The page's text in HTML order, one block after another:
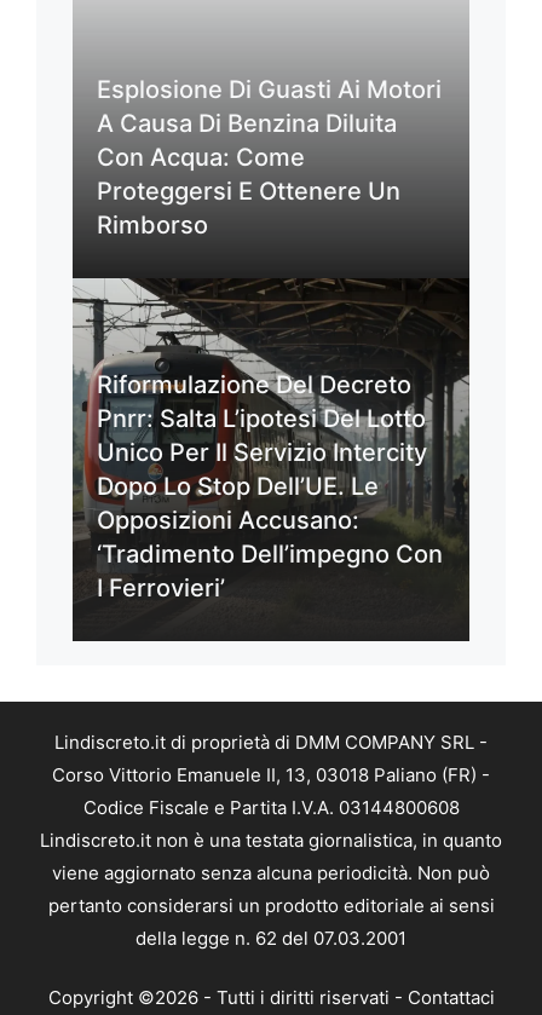
Esplosione Di Guasti Ai Motori
A Causa Di Benzina Diluita
Con Acqua: Come
Proteggersi E Ottenere Un
Rimborso
Riformulazione Del Decreto
Pnrr: Salta L’ipotesi Del Lotto
Unico Per Il Servizio Intercity
Dopo Lo Stop Dell’UE. Le
Opposizioni Accusano:
‘Tradimento Dell’impegno Con
I Ferrovieri’
Lindiscreto.it di proprietà di DMM COMPANY SRL -
Corso Vittorio Emanuele II, 13, 03018 Paliano (FR) -
Codice Fiscale e Partita I.V.A. 03144800608
Lindiscreto.it non è una testata giornalistica, in quanto
viene aggiornato senza alcuna periodicità. Non può
pertanto considerarsi un prodotto editoriale ai sensi
della legge n. 62 del 07.03.2001
Copyright ©2026 - Tutti i diritti riservati - Contattaci